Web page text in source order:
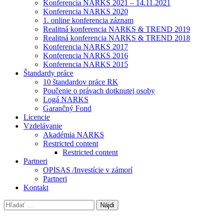
Konferencia NARKS 2021 – 14.11.2021
Konferencia NARKS 2020
1. online konferencia záznam
Realitná konferencia NARKS & TREND 2019
Realitná konferencia NARKS & TREND 2018
Konferencia NARKS 2017
Konferencia NARKS 2016
Konferencia NARKS 2015
Štandardy práce
10 štandardov práce RK
Poučenie o právach dotknutej osoby
Logá NARKS
Garančný Fond
Licencie
Vzdelávanie
Akadémia NARKS
Restricted content
Restricted content
Partneri
OPISAS /Investície v zámorí
Partneri
Kontakt
Hľadať: